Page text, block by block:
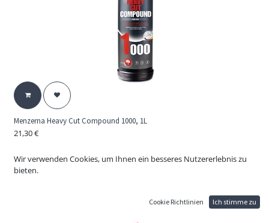
Menzerna Heavy Cut Compound 1000, 1L
21,30€
eliminiert Kratzer, Sprühnebel und starke Gebrauchsspuren schnell und
gründlich. Bestes Preis-Leistungs-Verhältnis.
Wir verwenden Cookies, um Ihnen ein besseres Nutzererlebnis zu
bieten.
Cookie Richtlinien Ich stimme zu